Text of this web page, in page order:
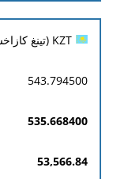
543.794500
535.668400
53,566.84